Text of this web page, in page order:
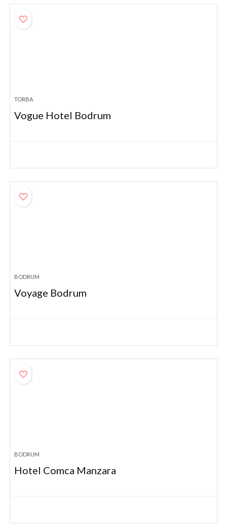
TORBA
Vogue Hotel Bodrum
BODRUM
Voyage Bodrum
BODRUM
Hotel Comca Manzara